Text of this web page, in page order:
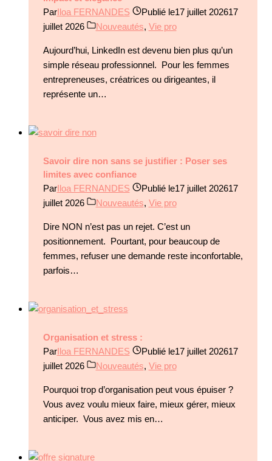
ParIloa FERNANDES Publié le17 juillet 202617
juillet 2026
Nouveautés, Vie pro
Aujourd’hui, LinkedIn est devenu bien plus qu’un
simple réseau professionnel. Pour les femmes
entrepreneuses, créatrices ou dirigeantes, il
représente un…
Savoir dire non sans se justifier : Poser ses
limites avec confiance
ParIloa FERNANDES Publié le17 juillet 202617
juillet 2026
Nouveautés, Vie pro
Dire NON n’est pas un rejet. C’est un
positionnement. Pourtant, pour beaucoup de
femmes, refuser une demande reste inconfortable,
parfois…
Organisation et stress :
ParIloa FERNANDES Publié le17 juillet 202617
juillet 2026
Nouveautés, Vie pro
Pourquoi trop d’organisation peut vous épuiser ?
Vous avez voulu mieux faire, mieux gérer, mieux
anticiper. Vous avez mis en…